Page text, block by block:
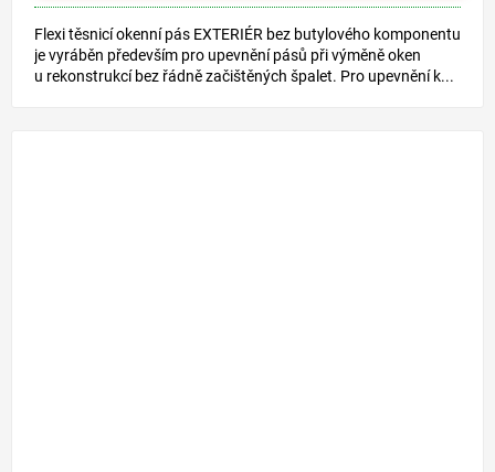
Flexi těsnicí okenní pás EXTERIÉR bez butylového komponentu
je vyráběn především pro upevnění pásů při výměně oken
u rekonstrukcí bez řádně začištěných špalet. Pro upevnění k...